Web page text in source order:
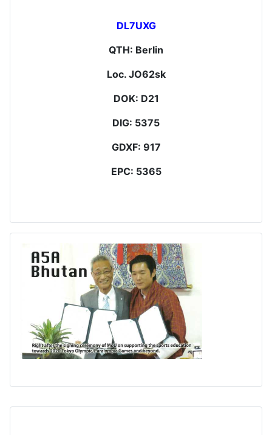
DL7UXG
QTH: Berlin
Loc. JO62sk
DOK: D21
DIG: 5375
GDXF: 917
EPC: 5365